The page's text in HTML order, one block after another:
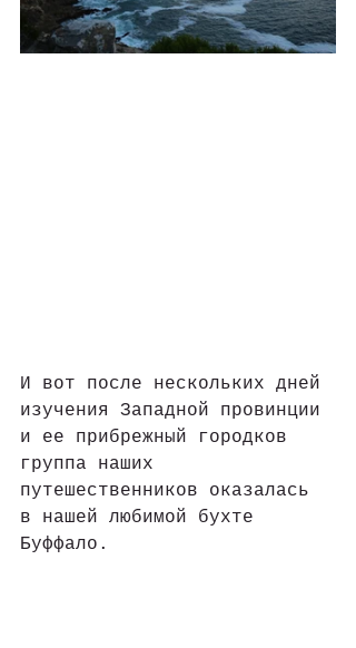
И вот после нескольких дней
изучения Западной провинции
и ее прибрежный городков
группа наших
путешественников оказалась
в нашей любимой бухте
Буффало.